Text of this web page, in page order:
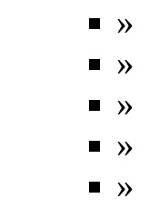
»
»
»
»
»